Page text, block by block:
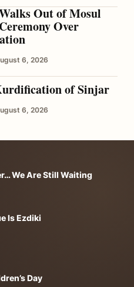
Out of Mosul
Over
6, 2026
of Sinjar
6, 2026
We Are Still Waiting
Is Ezdiki
Day